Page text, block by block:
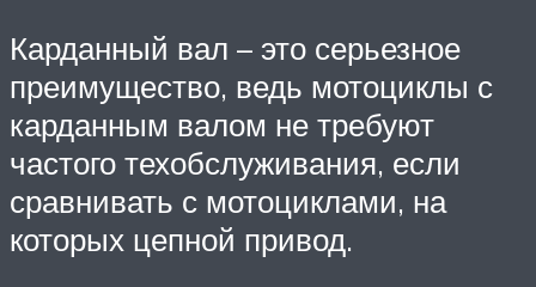
Карданный вал – это серьезное
преимущество, ведь мотоциклы с
карданным валом не требуют
частого техобслуживания, если
сравнивать с мотоциклами, на
которых цепной привод.